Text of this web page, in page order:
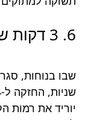
6. 3 דקות של נשימות עמוקות
יוריד את רמות